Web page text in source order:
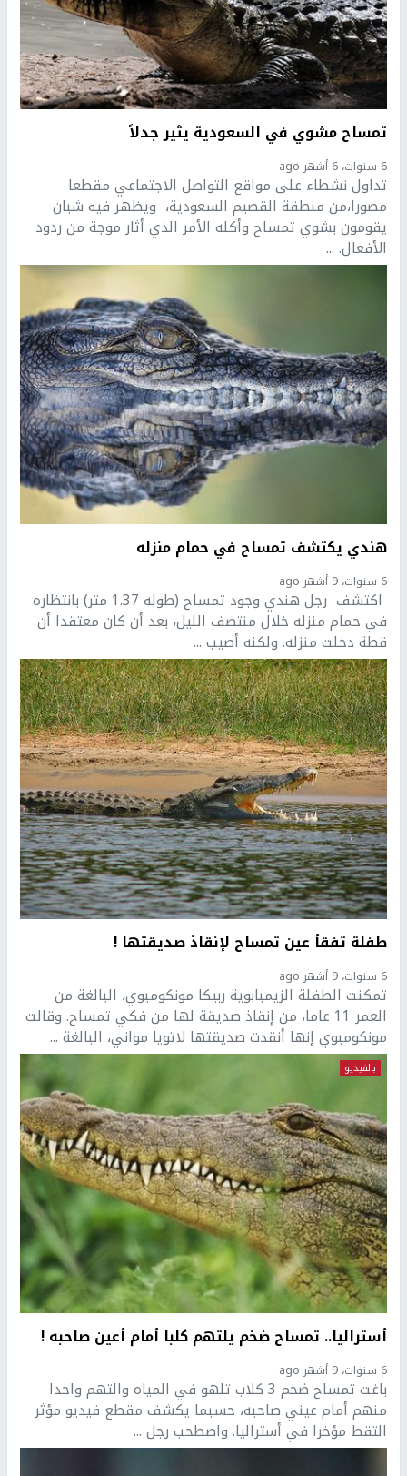
تمساح مشوي في السعودية يثير جدلاً
6 سنوات، 6 أشهر ago
تداول نشطاء على مواقع التواصل الاجتماعي مقطعا
مصورا،من منطقة القصيم السعودية، ويظهر فيه شبان
يقومون بشوي تمساح وأكله الأمر الذي أثار موجة من ردود
الأفعال. ...
هندي يكتشف تمساح في حمام منزله
6 سنوات، 9 أشهر ago
اكتشف رجل هندي وجود تمساح (طوله 1.37 متر) بانتظاره
في حمام منزله خلال منتصف الليل، بعد أن كان معتقدا أن
قطة دخلت منزله. ولكنه أصيب ...
طفلة تفقأ عين تمساح لإنقاذ صديقتها !
6 سنوات، 9 أشهر ago
تمكنت الطفلة الزيمبابوية ربيكا مونكومبوي، البالغة من
العمر 11 عاما، من إنقاذ صديقة لها من فكي تمساح. وقالت
مونكومبوي إنها أنقذت صديقتها لاتويا مواني، البالغة ...
بالفيديو
أستراليا.. تمساح ضخم يلتهم كلبا أمام أعين صاحبه !
6 سنوات، 9 أشهر ago
باغت تمساح ضخم 3 كلاب تلهو في المياه والتهم واحدا
منهم أمام عيني صاحبه، حسبما يكشف مقطع فيديو مؤثر
التقط مؤخرا في أستراليا. واصطحب رجل ...